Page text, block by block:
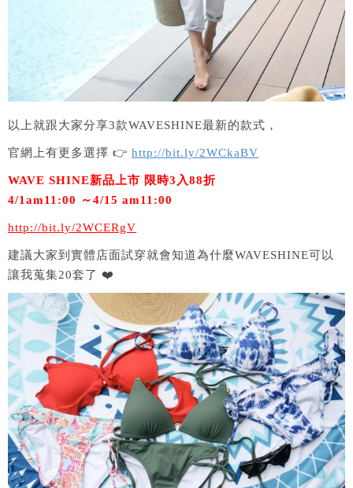
以上就跟大家分享3款WAVESHINE最新的款式，
官網上有更多選擇 👉 http://bit.ly/2WCkaBV
WAVE SHINE新品上市 限時3入88折
4/1am11:00 ～4/15 am11:00
http://bit.ly/2WCERgV
建議大家到實體店面試穿就會知道為什麼WAVESHINE可以
讓我蒐集20套了 ❤️